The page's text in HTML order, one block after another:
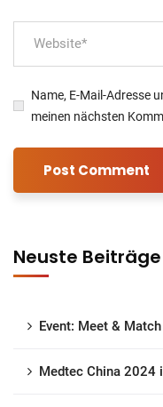
Name, E-Mail-Adresse
meinen nächsten
Neuste Beiträge
Event: Meet &
Medtec China 2024